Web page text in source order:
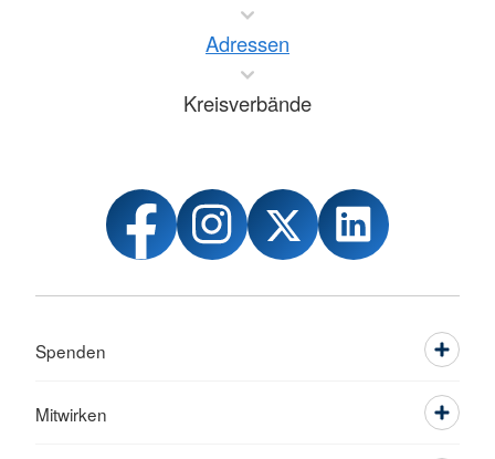
Adressen
Kreisverbände
Spenden
Mitwirken